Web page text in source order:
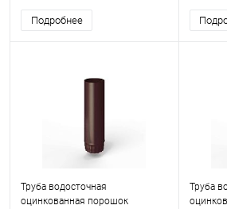
Подробнее
Труба водосточная
оцинкованная порошок
Труба